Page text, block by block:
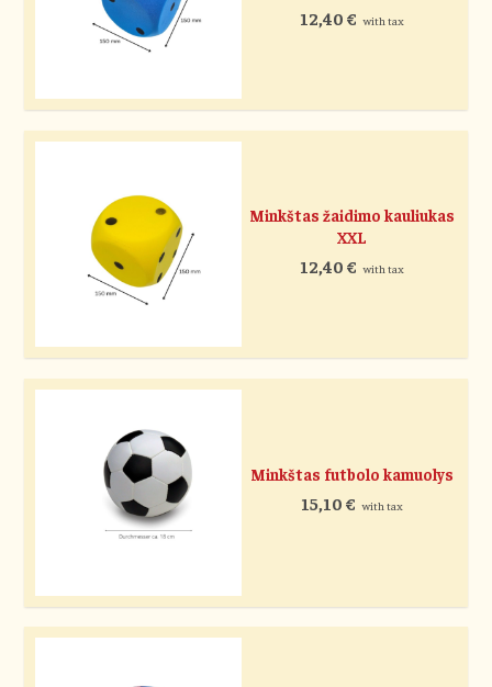
12,40 € with tax
Minkštas žaidimo kauliukas
XXL
12,40 € with tax
Minkštas futbolo kamuolys
15,10 € with tax